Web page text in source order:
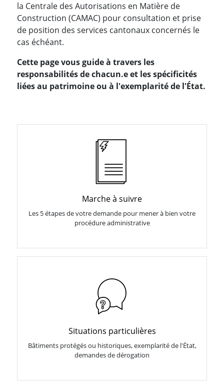
la Centrale des Autorisations en Matière de
Construction (CAMAC) pour consultation et prise
de position des services cantonaux concernés le
cas échéant.
Cette page vous guide à travers les
responsabilités de chacun.e et les spécificités
liées au patrimoine ou à l'exemplarité de l'État.
Marche à suivre
Les 5 étapes de votre demande pour mener à bien votre
procédure administrative
Situations particulières
Bâtiments protégés ou historiques, exemplarité de l'État,
demandes de dérogation